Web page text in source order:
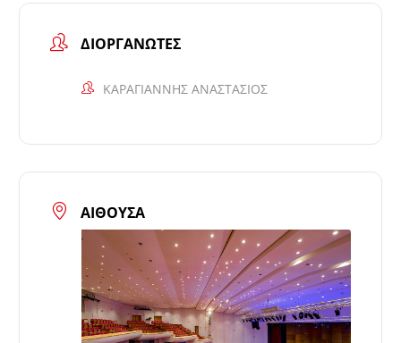
ΔΙΟΡΓΑΝΩΤΈΣ
ΚΑΡΑΓΙΑΝΝΗΣ ΑΝΑΣΤΑΣΙΟΣ
ΑΊΘΟΥΣΑ